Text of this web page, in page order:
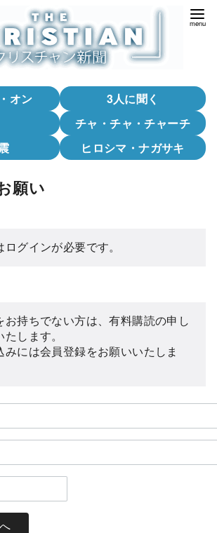
オン
3人に聞く
チャ・チャ・チャーチ
ヒロシマ・ナガサキ
願い
グインが必要です。
お持ちでない方は、有料購読の申し
します。
みには会員登録をお願いいたしま